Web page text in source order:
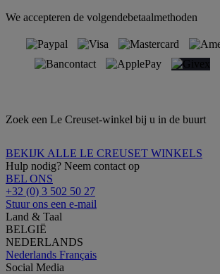
We accepteren de volgendebetaalmethoden
Zoek een Le Creuset-winkel bij u in de buurt
BEKIJK ALLE LE CREUSET WINKELS
Hulp nodig? Neem contact op
BEL ONS
+32 (0) 3 502 50 27
Stuur ons een e-mail
Land & Taal
BELGIË
NEDERLANDS
Nederlands Français
Social Media